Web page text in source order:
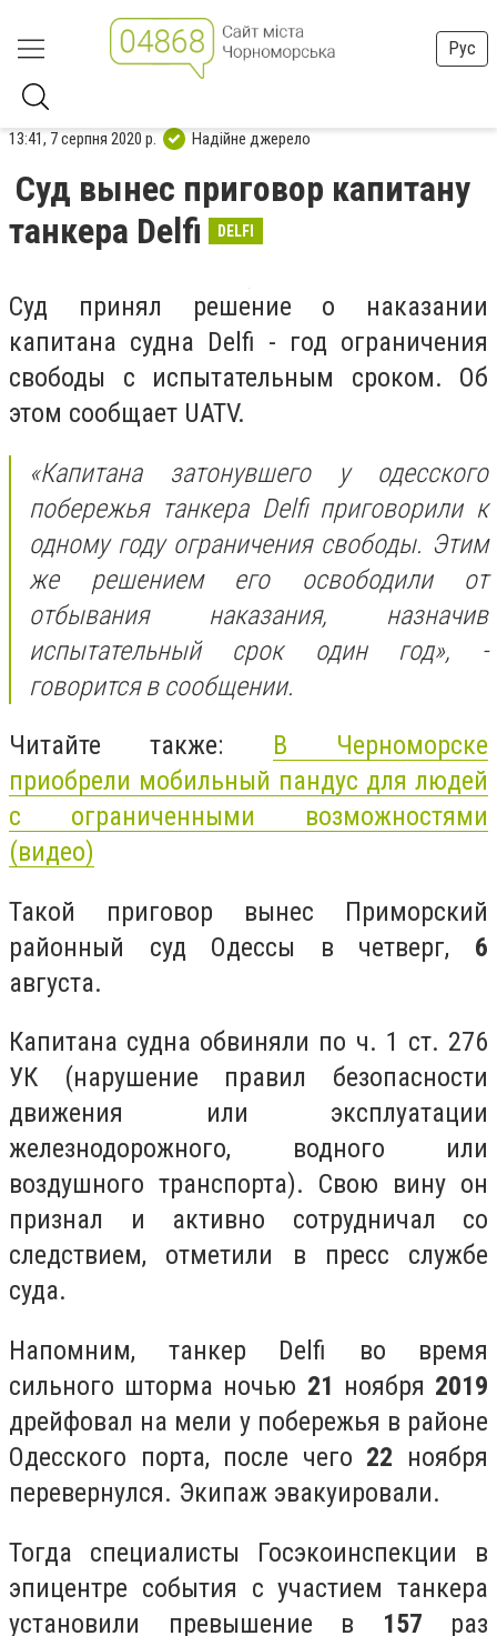
Рус
13:41, 7 серпня 2020 р. Надійне джерело
Суд вынес приговор капитану
танкера Delfi
DELFI
Суд принял решение о наказании
капитана судна Delfi - год ограничения
свободы с испытательным сроком. Об
этом сообщает UATV.
«Капитана затонувшего у одесского
побережья танкера Delfi приговорили к
одному году ограничения свободы. Этим
же решением его освободили от
отбывания наказания, назначив
испытательный срок один год», -
говорится в сообщении.
Читайте также: В Черноморске
приобрели мобильный пандус для людей
с ограниченными возможностями
(видео)
Такой приговор вынес Приморский
районный суд Одессы в четверг, 6
августа.
Капитана судна обвиняли по ч. 1 ст. 276
УК (нарушение правил безопасности
движения или эксплуатации
железнодорожного, водного или
воздушного транспорта). Свою вину он
признал и активно сотрудничал со
следствием, отметили в пресс службе
суда.
Напомним, танкер Delfi во время
сильного шторма ночью 21 ноября 2019
дрейфовал на мели у побережья в районе
Одесского порта, после чего 22 ноября
перевернулся. Экипаж эвакуировали.
Тогда специалисты Госэкоинспекции в
эпицентре события с участием танкера
установили превышение в 157 раз